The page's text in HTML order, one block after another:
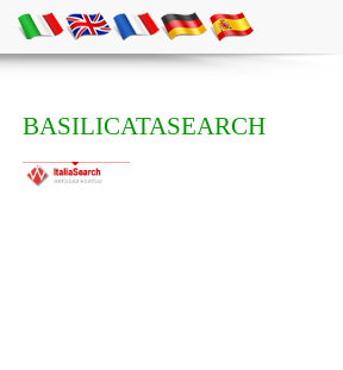
BASILICATASEARCH